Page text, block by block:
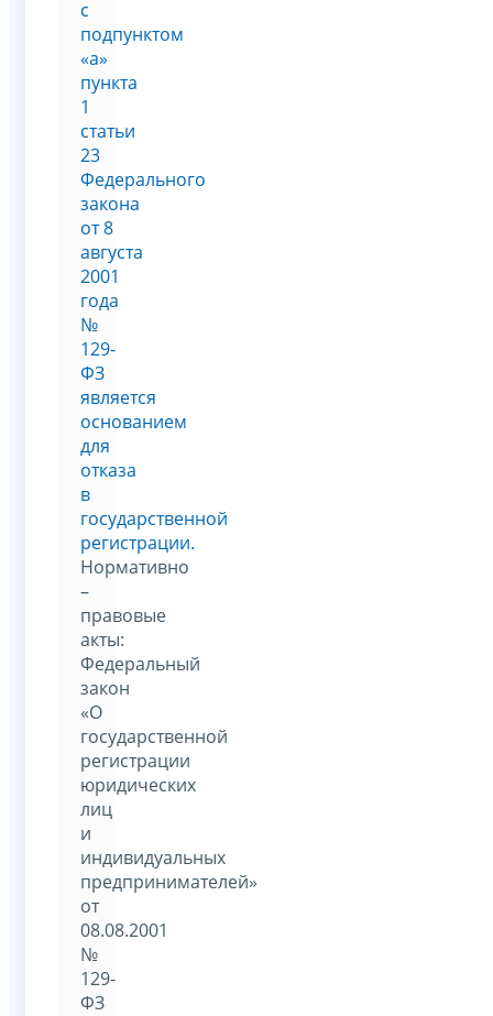
с
подпунктом
«а»
пункта
1
статьи
23
Федерального
закона
от 8
августа
2001
года
№
129-
ФЗ
является
основанием
для
отказа
в
государственной
регистрации.
Нормативно
–
правовые
акты:
Федеральный
закон
«О
государственной
регистрации
юридических
лиц
и
индивидуальных
предпринимателей»
от
08.08.2001
№
129-
ФЗ